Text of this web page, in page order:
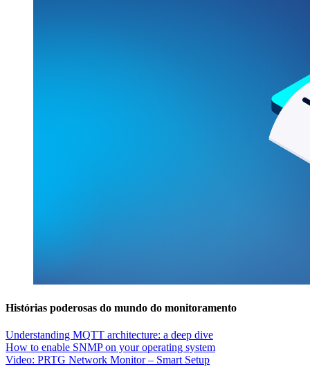
Histórias poderosas do mundo do monitoramento
Understanding MQTT architecture: a deep dive
How to enable SNMP on your operating system
Video: PRTG Network Monitor – Smart Setup